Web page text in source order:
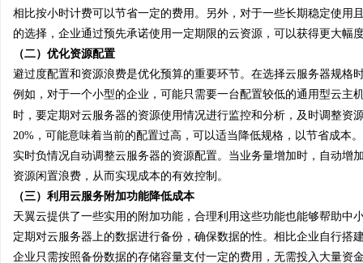
相比按小时计费可以节省一定的费用。另外，对于一些长期稳定使
的选择，企业通过预先承诺使用一定期限的云资源，可以获得更大幅
（二）优化资源配置
避过度配置和资源浪费是优化预算的重要环节。在选择云服务器规
例如，对于一个小型的企业，可能只需要一台配置较低的通用型云主
时，要定期对云服务器的资源使用情况进行监控和分析，及时调整资
20%，可能意味着当前的配置过高，可以适当降低规格，以节省成本
实时负情况自动调整云服务器的资源配置。当业务量增加时，自动
资源闲置浪费，从而实现成本的有效控制。
（三）利用云服务附加功能降低成本
天翼云提供了一些实用的附加功能，合理利用这些功能也能够帮助
定期对云服务器上的数据进行备份，确保数据的性。相比企业自行
企业只需按照备份数据的存储容量支付一定的费用，无需投入大量